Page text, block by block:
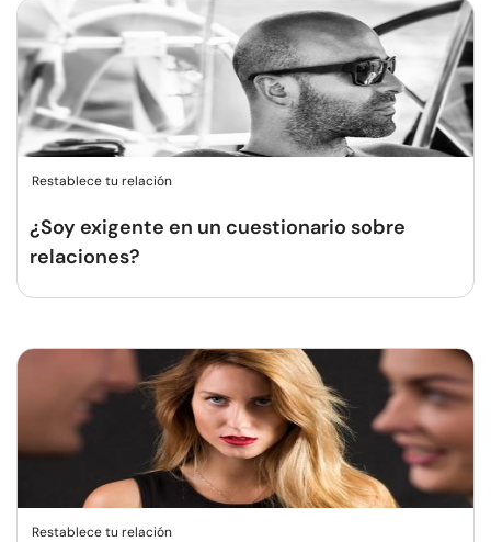
Restablece tu relación
¿Soy exigente en un cuestionario sobre
relaciones?
Restablece tu relación